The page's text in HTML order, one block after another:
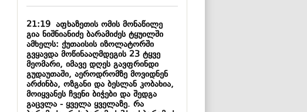
21:19აფხაზეთის ომის მონაწილე
გია ნიშნიანიძე ბარამიძეს ტყუილში
ამხელს: ქუთაისის იზოლატორში
გვყავდა მოწინააღმდეგის 23 ტყვე
მეომარი, იმავე დღეს გავფრინდი
გუდაუთაში, აეროდრომზე მოვიდნენ
არძინბა, ოზგანი და ბესლან კობახია,
მოიყვანეს ჩვენი ბიჭები და შედგა
გაცვლა - ყველა ყველაზე. რა